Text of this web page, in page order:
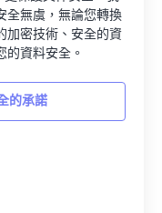
全無虞，無論您轉換
加密技術、安全的資
資料安全。
的承諾